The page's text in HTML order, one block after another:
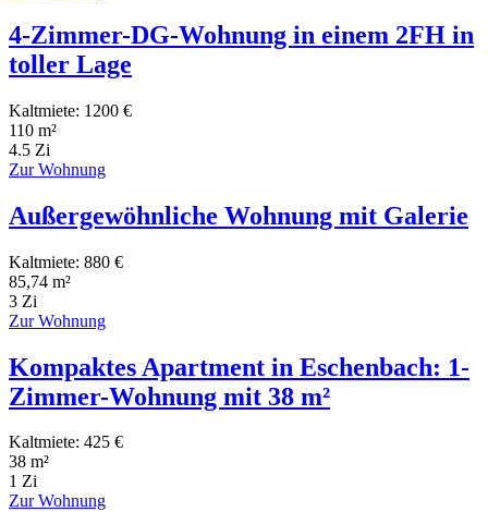
4-Zimmer-DG-Wohnung in einem 2FH in
toller Lage
Kaltmiete: 1200 €
110 m²
4.5 Zi
Zur Wohnung
Außergewöhnliche Wohnung mit Galerie
Kaltmiete: 880 €
85,74 m²
3 Zi
Zur Wohnung
Kompaktes Apartment in Eschenbach: 1-
Zimmer-Wohnung mit 38 m²
Kaltmiete: 425 €
38 m²
1 Zi
Zur Wohnung